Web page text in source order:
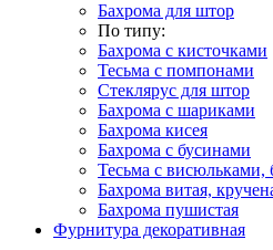
Бахрома для штор
По типу:
Бахрома с кисточками
Тесьма с помпонами
Стеклярус для штор
Бахрома с шариками
Бахрома кисея
Бахрома с бусинами
Тесьма с висюльками,
Бахрома витая,
Бахрома пушистая
Фурнитура декоративная